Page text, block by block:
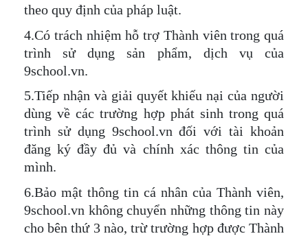
theo quy định của pháp luật.
4.Có trách nhiệm hỗ trợ Thành viên trong quá
trình sử dụng sản phẩm, dịch vụ của
9school.vn.
5.Tiếp nhận và giải quyết khiếu nại của người
dùng về các trường hợp phát sinh trong quá
trình sử dụng 9school.vn đối với tài khoản
đăng ký đầy đủ và chính xác thông tin của
mình.
6.Bảo mật thông tin cá nhân của Thành viên,
9school.vn không chuyển những thông tin này
cho bên thứ 3 nào, trừ trường hợp được Thành